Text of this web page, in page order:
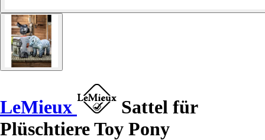
LeMieux
Sattel für
Plüschtiere Toy Pony